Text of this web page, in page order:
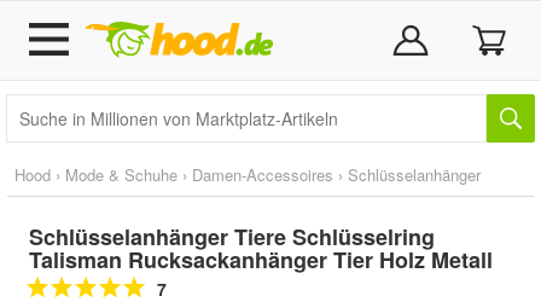
Hood › Mode & Schuhe › Damen-Accessoires › Schlüsselanhänger
Schlüsselanhänger Tiere Schlüsselring
Talisman Rucksackanhänger Tier Holz Metall
7